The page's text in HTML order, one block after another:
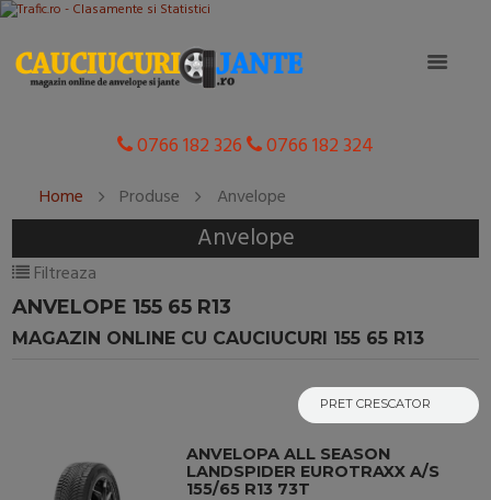
0766 182 326 0766 182 324
Home Produse Anvelope
Anvelope
Filtreaza
ANVELOPE 155 65 R13
MAGAZIN ONLINE CU CAUCIUCURI 155 65 R13
ANVELOPA ALL SEASON
LANDSPIDER EUROTRAXX A/S
155/65 R13 73T